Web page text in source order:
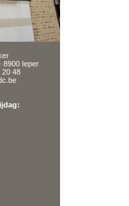
8900 Ieper
20 48